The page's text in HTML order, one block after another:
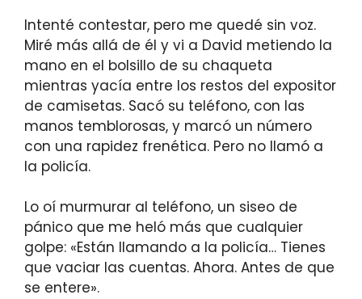
Intenté contestar, pero me quedé sin voz.
Miré más allá de él y vi a David metiendo la
mano en el bolsillo de su chaqueta
mientras yacía entre los restos del expositor
de camisetas. Sacó su teléfono, con las
manos temblorosas, y marcó un número
con una rapidez frenética. Pero no llamó a
la policía.
Lo oí murmurar al teléfono, un siseo de
pánico que me heló más que cualquier
golpe: «Están llamando a la policía… Tienes
que vaciar las cuentas. Ahora. Antes de que
se entere».